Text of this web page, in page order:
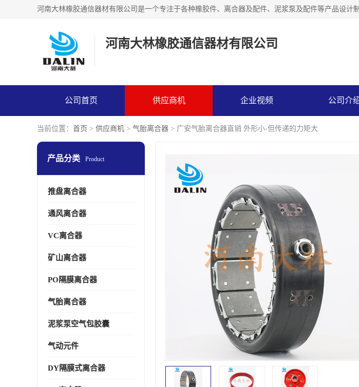
河南大林橡胶通信器材有限公司
公司首页 供应商机 企业视频 公司介
当前位置： 首页 > 供应商机 > 气胎离合器 > 广安气胎离合器直销 外形小-但传递的力矩大
产品分类 Product
推盘离合器
通风离合器
VC离合器
矿山离合器
PO隔膜离合器
气胎离合器
泥浆泵空气包胶囊
气动元件
DY隔膜式离合器